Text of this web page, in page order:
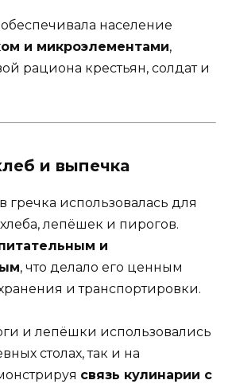
население
и микроэлементами,
рациона крестьян, солдат и
и выпечка
гречка использовалась для
лепёшек и пирогов.
и
, что делало его ценным
и транспортировки.
и лепёшки использовались
столах, так и на
связь кулинарии с